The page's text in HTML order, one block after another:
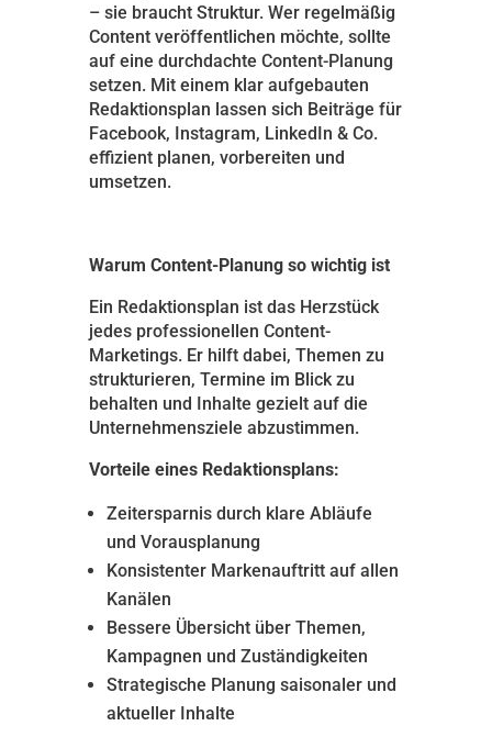
– sie braucht Struktur. Wer regelmäßig
Content veröffentlichen möchte, sollte
auf eine durchdachte Content-Planung
setzen. Mit einem klar aufgebauten
Redaktionsplan lassen sich Beiträge für
Facebook, Instagram, LinkedIn & Co.
effizient planen, vorbereiten und
umsetzen.
Warum Content-Planung so wichtig ist
Ein Redaktionsplan ist das Herzstück
jedes professionellen Content-
Marketings. Er hilft dabei, Themen zu
strukturieren, Termine im Blick zu
behalten und Inhalte gezielt auf die
Unternehmensziele abzustimmen.
Vorteile eines Redaktionsplans:
Zeitersparnis durch klare Abläufe
und Vorausplanung
Konsistenter Markenauftritt auf allen
Kanälen
Bessere Übersicht über Themen,
Kampagnen und Zuständigkeiten
Strategische Planung saisonaler und
aktueller Inhalte